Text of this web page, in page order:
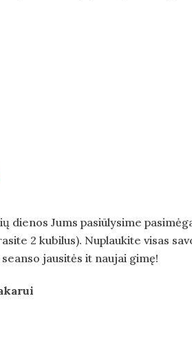
dienos Jums pasiūlysime
2 kubilus). Nuplaukite visas
jausitės it naujai gimę!